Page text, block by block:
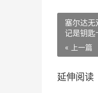
塞尔达
记是钥匙
« 上一篇
延伸阅读